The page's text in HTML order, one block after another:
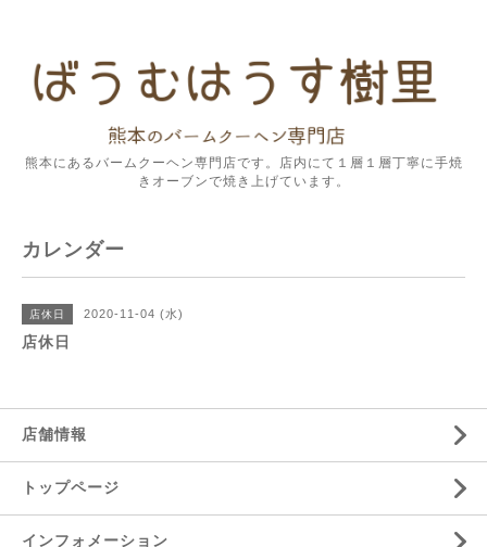
熊本にあるバームクーヘン専門店です。店内にて１層１層丁寧に手焼
きオーブンで焼き上げています。
カレンダー
店休日 2020-11-04 (水)
店休日
店舗情報
トップページ
インフォメーション